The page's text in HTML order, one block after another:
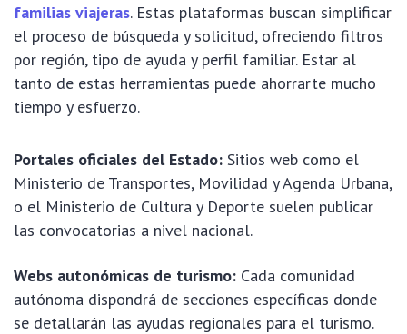
familias viajeras. Estas plataformas buscan simplificar
el proceso de búsqueda y solicitud, ofreciendo filtros
por región, tipo de ayuda y perfil familiar. Estar al
tanto de estas herramientas puede ahorrarte mucho
tiempo y esfuerzo.
Portales oficiales del Estado: Sitios web como el
Ministerio de Transportes, Movilidad y Agenda Urbana,
o el Ministerio de Cultura y Deporte suelen publicar
las convocatorias a nivel nacional.
Webs autonómicas de turismo: Cada comunidad
autónoma dispondrá de secciones específicas donde
se detallarán las ayudas regionales para el turismo.